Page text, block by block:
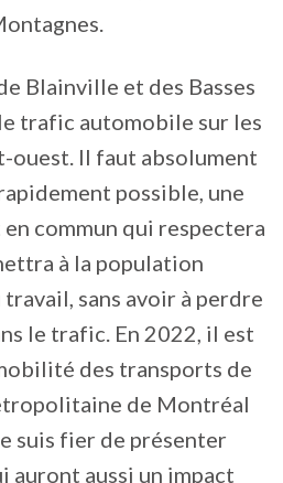
Blainville et des Basses
trafic automobile sur les
ouest. Il faut absolument
possible, une
commun qui respectera
à la population
sans avoir à perdre
le trafic. En 2022, il est
des transports de
de Montréal
suis fier de présenter
auront aussi un impact